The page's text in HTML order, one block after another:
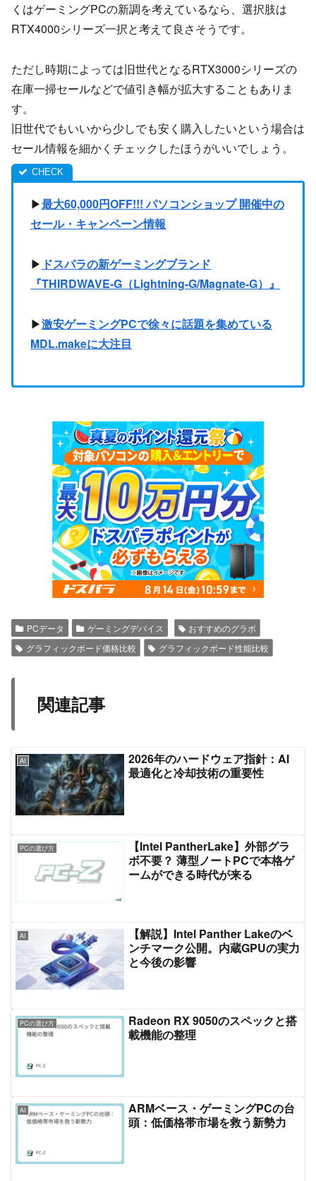
くはゲーミングPCの新調を考えているなら、選択肢は
RTX4000シリーズ一択と考えて良さそうです。
ただし時期によっては旧世代となるRTX3000シリーズの
在庫一掃セールなどで値引き幅が拡大することもありま
す。
旧世代でもいいから少しでも安く購入したいという場合は
セール情報を細かくチェックしたほうがいいでしょう。
▶最大60,000円OFF!!! パソコンショップ 開催中の
セール・キャンペーン情報
▶ ドスパラの新ゲーミングブランド
『THIRDWAVE-G（Lightning-G/Magnate-G）』
▶激安ゲーミングPCで徐々に話題を集めている
MDL.makeに大注目
PCデータ ゲーミングデバイス
おすすめのグラボ
グラフィックボード価格比較
グラフィックボード性能比較
関連記事
AI
2026年のハードウェア指針：AI
最適化と冷却技術の重要性
PCの選び方
【Intel PantherLake】外部グラ
ボ不要？ 薄型ノートPCで本格ゲ
ームができる時代が来る
AI
【解説】Intel Panther Lakeのベ
ンチマーク公開。内蔵GPUの実力
と今後の影響
PCの選び方
Radeon RX 9050のスペックと搭
載機能の整理
AI
ARMベース・ゲーミングPCの台
頭：低価格帯市場を救う新勢力